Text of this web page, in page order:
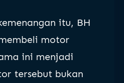
itu, BH
motor
ini menjadi
tersebut bukan